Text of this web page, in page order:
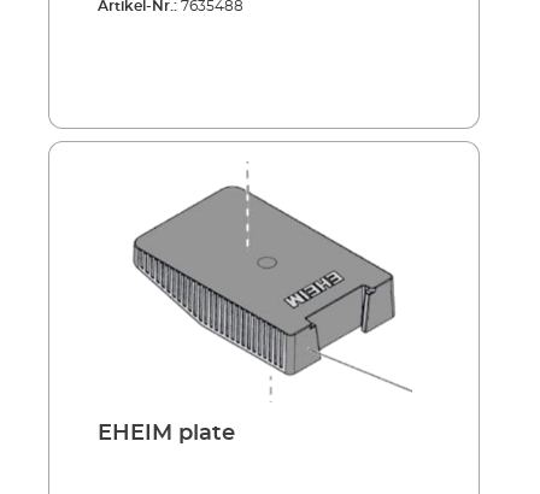
Artikel-Nr.: 7635488
EHEIM plate